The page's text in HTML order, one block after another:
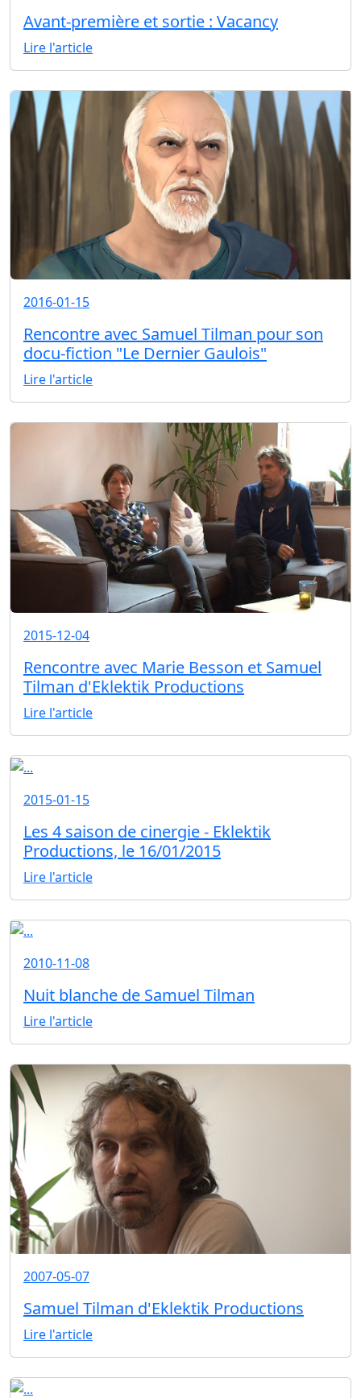
Avant-première et sortie : Vacancy
Lire l'article
2016-01-15
Rencontre avec Samuel Tilman pour son
docu-fiction "Le Dernier Gaulois"
Lire l'article
2015-12-04
Rencontre avec Marie Besson et Samuel
Tilman d'Eklektik Productions
Lire l'article
2015-01-15
Les 4 saison de cinergie - Eklektik
Productions, le 16/01/2015
Lire l'article
2010-11-08
Nuit blanche de Samuel Tilman
Lire l'article
2007-05-07
Samuel Tilman d'Eklektik Productions
Lire l'article